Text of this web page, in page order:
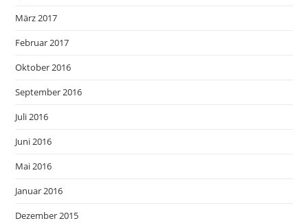
März 2017
Februar 2017
Oktober 2016
September 2016
Juli 2016
Juni 2016
Mai 2016
Januar 2016
Dezember 2015